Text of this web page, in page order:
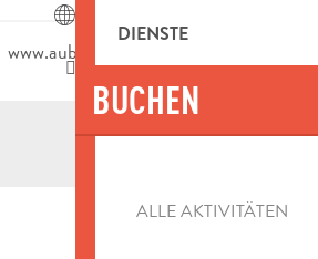
DIENSTE
BUCHEN
ALLE AKTIVITÄTEN
www.aubagne.fr